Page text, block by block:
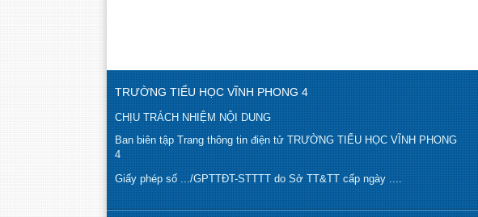
TRƯỜNG TIỂU HỌC VĨNH PHONG 4
CHỊU TRÁCH NHIỆM NỘI DUNG
Ban biên tập Trang thông tin điện tử TRƯỜNG TIỂU HỌC VĨNH PHONG
4
Giấy phép số .../GPTTĐT-STTTT do Sở TT&TT cấp ngày ....